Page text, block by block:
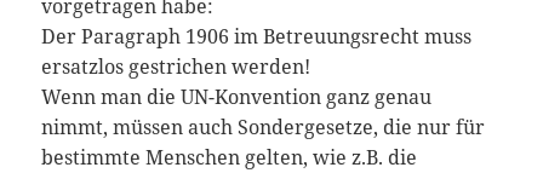
vorgetragen habe:
Der Paragraph 1906 im Betreuungsrecht muss
ersatzlos gestrichen werden!
Wenn man die UN-Konvention ganz genau
nimmt, müssen auch Sondergesetze, die nur für
bestimmte Menschen gelten, wie z.B. die